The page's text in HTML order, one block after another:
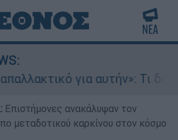
για αυτήν»: Τι δηλώνει
Επιστήμονες ανακάλυψαν τον
μεταδοτικού καρκίνου στον κόσμο